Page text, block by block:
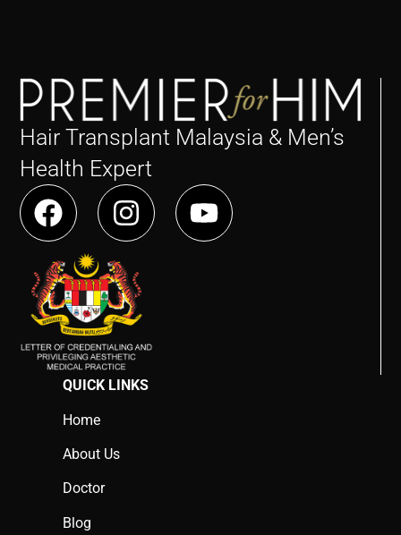
Hair Transplant Malaysia & Men’s
Health Expert
QUICK LINKS
Home
About Us
Doctor
Blog